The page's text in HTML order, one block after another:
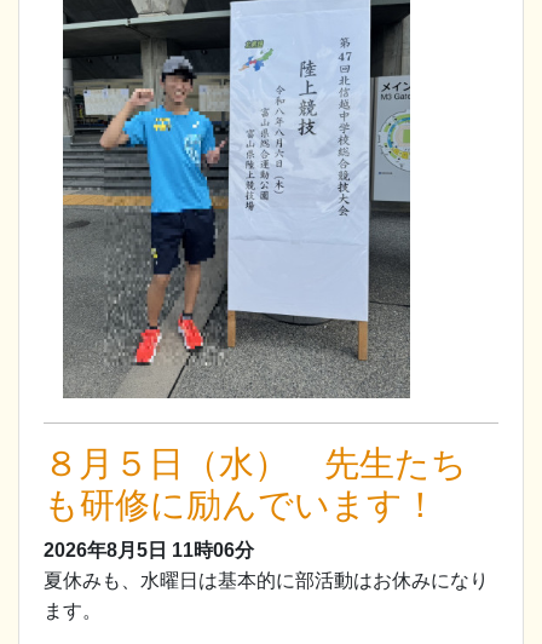
８月５日（水） 先生たち
も研修に励んでいます！
2026年8月5日 11時06分
夏休みも、水曜日は基本的に部活動はお休みになり
ます。